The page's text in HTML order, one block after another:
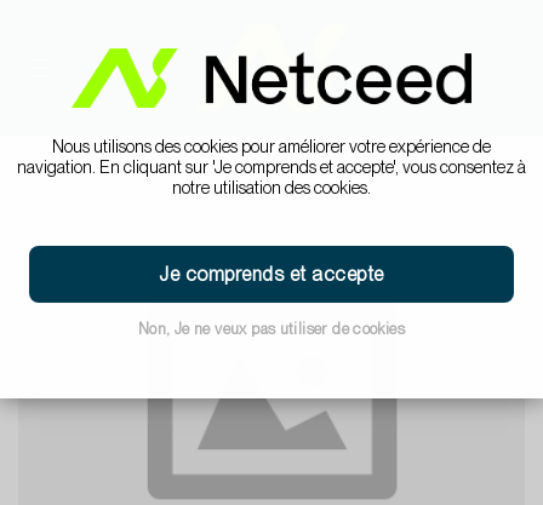
Nous utilisons des cookies pour améliorer votre expérience de
navigation. En cliquant sur 'Je comprends et accepte', vous consentez à
notre utilisation des cookies.
Je comprends et accepte
Non, Je ne veux pas utiliser de cookies